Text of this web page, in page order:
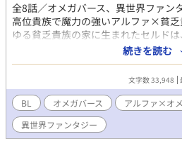
全8話／オメガバース、異世界ファン
高位貴族で魔力の強いアルファ×貧
ゆる貧乏貴族の家に生まれたセルド
して実家の領地で暮らしていた。 あ
を訪れ、高位貴族のオルキスが発情
でいると聞かされる。 この国では神
預ければ、神殿の鑑定士が魔力相性
る。まだ石を神殿に預けていない貴族
セルドが相性の良いオメガと判明し
め、アルファであるオルキスとの接触
続きを読む
文字数 33,948
BL オメガバース アルファ×オ
異世界ファンタジー